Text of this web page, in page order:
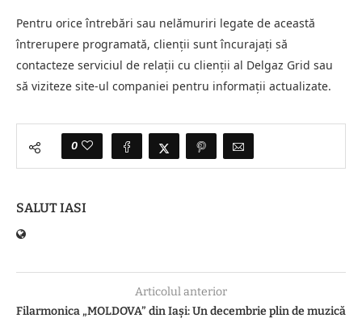
Pentru orice întrebări sau nelămuriri legate de această
întrerupere programată, clienții sunt încurajați să
contacteze serviciul de relații cu clienții al Delgaz Grid sau
să viziteze site-ul companiei pentru informații actualizate.
0
SALUT IASI
Articolul anterior
Filarmonica „MOLDOVA” din Iași: Un decembrie plin de muzică